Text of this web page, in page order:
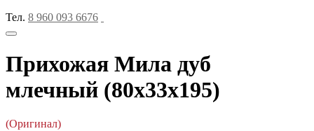
Тел. 8 960 093 6676
Прихожая Мила дуб
млечный (80x33x195)
(Оригинал)